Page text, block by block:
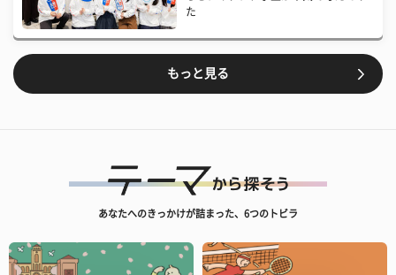
た
もっと見る
あなたへのきっかけが詰まった、6つのトビラ